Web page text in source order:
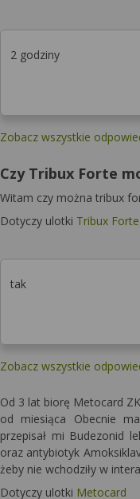
2 godziny
Zobacz wszystkie
Czy Tribux Forte
Witam czy można tribux
Dotyczy ulotki Tribux Forte
tak
Zobacz wszystkie
Od 3 lat biorę Metocard
od miesiąca Obecnie
przepisał mi Budezonid
oraz antybiotyk
żeby nie wchodziły w
Dotyczy ulotki Metocard